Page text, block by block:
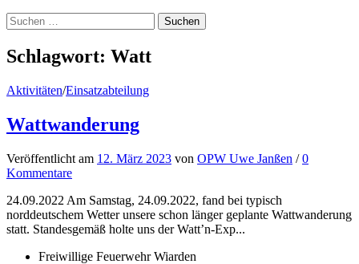
Suchen
nach:
Schlagwort: Watt
Aktivitäten/Einsatzabteilung
Wattwanderung
Veröffentlicht am 12. März 2023 von OPW Uwe Janßen /0
Kommentare
24.09.2022 Am Samstag, 24.09.2022, fand bei typisch
norddeutschem Wetter unsere schon länger geplante Wattwanderung
statt. Standesgemäß holte uns der Watt’n-Exp...
Freiwillige Feuerwehr Wiarden